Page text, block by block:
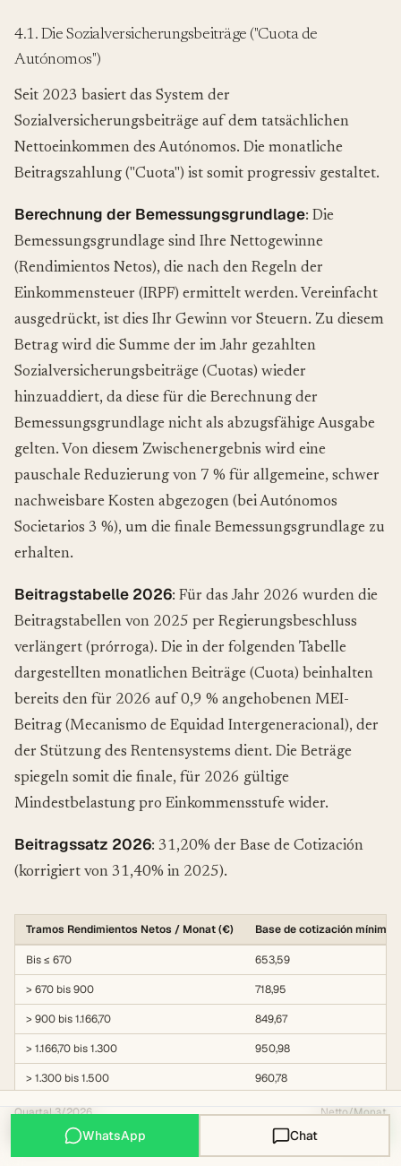
4.1. Die Sozialversicherungsbeiträge ("Cuota de
Autónomos")
Seit 2023 basiert das System der
Sozialversicherungsbeiträge auf dem tatsächlichen
Nettoeinkommen des Autónomos. Die monatliche
Beitragszahlung ("Cuota") ist somit progressiv gestaltet.
Berechnung der Bemessungsgrundlage: Die
Bemessungsgrundlage sind Ihre Nettogewinne
(Rendimientos Netos), die nach den Regeln der
Einkommensteuer (IRPF) ermittelt werden. Vereinfacht
ausgedrückt, ist dies Ihr Gewinn vor Steuern. Zu diesem
Betrag wird die Summe der im Jahr gezahlten
Sozialversicherungsbeiträge (Cuotas) wieder
hinzuaddiert, da diese für die Berechnung der
Bemessungsgrundlage nicht als abzugsfähige Ausgabe
gelten. Von diesem Zwischenergebnis wird eine
pauschale Reduzierung von 7 % für allgemeine, schwer
nachweisbare Kosten abgezogen (bei Autónomos
Societarios 3 %), um die finale Bemessungsgrundlage zu
erhalten.
Beitragstabelle 2026: Für das Jahr 2026 wurden die
Beitragstabellen von 2025 per Regierungsbeschluss
verlängert (prórroga). Die in der folgenden Tabelle
dargestellten monatlichen Beiträge (Cuota) beinhalten
bereits den für 2026 auf 0,9 % angehobenen MEI-
Beitrag (Mecanismo de Equidad Intergeneracional), der
der Stützung des Rentensystems dient. Die Beträge
spiegeln somit die finale, für 2026 gültige
Mindestbelastung pro Einkommensstufe wider.
Beitragssatz 2026: 31,20% der Base de Cotización
(korrigiert von 31,40% in 2025).
Tramos Rendimientos Netos / Monat (€) Base de cotización mínima
Bis ≤ 670 653,59
> 670 bis 900 718,95
> 900 bis 1.166,70 849,67
> 1.166,70 bis 1.300 950,98
> 1.300 bis 1.500 960,78
> 1.500 bis 1.700
> 1.700 bis 1.850 1.143,79
Quartal3/2026
€
Netto/Monat
WhatsApp Chat